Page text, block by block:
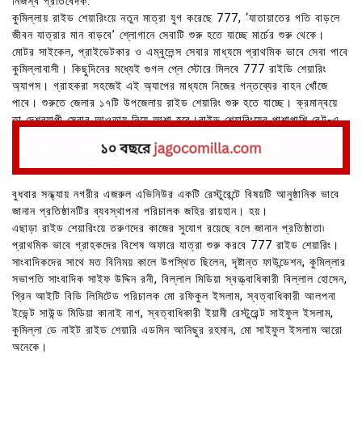
কুমিল্লায় রাইড শেয়ারিংয়ে নতুন মাত্রা যুগ করেছে 777, ‘যাতায়াতের গতি বাড়লে
জীবন যাত্রার মান বাড়বে’ শ্লোগানে সেবাটি শুরু হতে যাচ্ছে মার্চের শুরু থেকে।
মোটর সাইকেল, প্রাইভেটকার ও এম্বুলেন্স সেবার মাধ্যমে প্রাথমিক ভাবে সেবা পাবে
কুমিল্লাবাসী। কিছুদিনের মধ্যেই গুগল প্লে স্টোরে মিলবে 777 রাইডি শেয়ারিং
অ্যাপস। গ্রাহকরা সহজেই এই অ্যাপের মাধ্যমে নিজের গন্তব্যের বাহন খোঁজে
পাবে। শুরুতে জেলার ১৭টি উপজেলায় রাইড শেয়ারিং শুরু হতে যাচ্ছে। ক্রমান্বয়ে
তা দেশব্যাপী সেবার আওতায় নিয়ে আশা হবে।রাইড শেয়ারিংয়ের পাশাপাশি রেন্ট-এ
বুধবার সন্ধ্যায় নগরীর এজরুল এভিনিউর একটি রেস্টুরেন্টে বিষয়টি আনুষ্ঠানিক ভাবে
জানান প্রতিষ্ঠানটির ব্যবস্থাপনা পরিচালক জহির রায়হান। হয়।
এছাড়া রাইড শেয়ারিংয়ে তরুণদের কাজের সুযোগ রয়েছে বলে জানান প্রতিষ্ঠাতা৷
প্রাথমিক ভাবে গ্রাহকদের বিশেষ অফারে যাত্রা শুরু করবে 777 রাইড শেয়ারিং।
সাংবাদিকদের সাথে মত বিনিময় কালে উপস্থিত ছিলেন, দৃষ্টান্ত ফাউন্ডেশন, কুমিল্লার
সভাপতি সাংবাদিক সাইফ উদ্দিন রনী, বিল্লাল মিডিয়া স্বত্ত্বাধিকারী বিল্লাল হোসেন,
গ্রিন আইটি বিডি লিমিটেড পরিচালক মো রফিকুল ইসলাম, স্বত্বাধিকারী আলপনা
ইভেন্ট সাউন্ড মিডিয়া কানাই নাগ, স্বত্বাধিকারী ইয়ামী রেস্টুরেন্ট সাইফুল ইসলাম,
কুমিল্লা ডে নাইট রাইড শেয়ারি এডমিন আনিছুর রহমান, মো সাইফুল ইসলাম আরো
অনেকে।